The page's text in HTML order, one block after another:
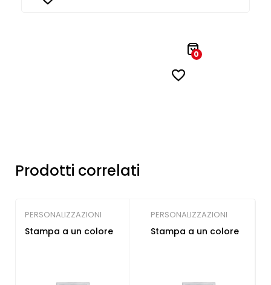
0
Prodotti correlati
PERSONALIZZAZIONI
Stampa a un colore
PERSONALIZZAZIONI
Stampa a un colore